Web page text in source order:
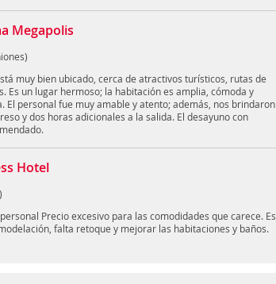
Megapolis
)
muy bien ubicado, cerca de atractivos turísticos, rutas de
Es un lugar hermoso; la habitación es amplia, cómoda y
El personal fue muy amable y atento; además, nos brindaron
y dos horas adicionales a la salida. El desayuno con
Hotel
)
Precio excesivo para las comodidades que carece. Es
falta retoque y mejorar las habitaciones y baños.